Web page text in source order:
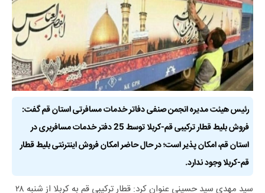
رئیس هیئت مدیره انجمن صنفی دفاتر خدمات مسافرتی استان قم گفت:
فروش بلیط قطار ترکیبی قم-کربلا توسط 25 دفتر خدمات مسافربری در
استان قم، امکان پذیر است؛ در حال حاضر امکان فروش اینترنتی بلیط قطار
قم-کربلا وجود ندارد.
‌سید مهدی سید حسینی عنوان کرد: قطار ترکیبی قم به کربلا از شنبه ۲۸